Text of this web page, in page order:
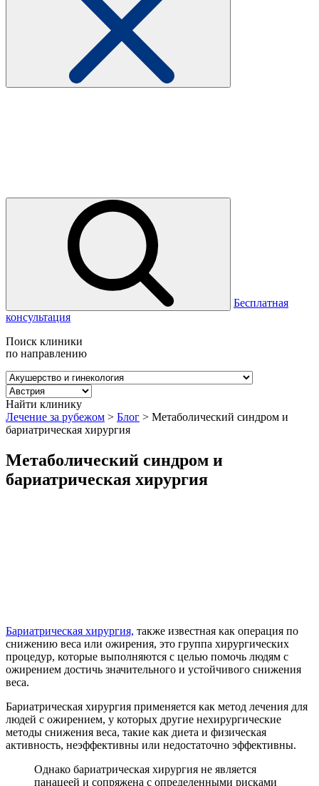
Бесплатная
консультация
Поиск клиники
по направлению
Найти клинику
Лечение за рубежом > Блог > Метаболический синдром и
бариатрическая хирургия
Метаболический синдром и
бариатрическая хирургия
Бариатрическая хирургия, также известная как операция по
снижению веса или ожирения, это группа хирургических
процедур, которые выполняются с целью помочь людям с
ожирением достичь значительного и устойчивого снижения
веса.
Бариатрическая хирургия применяется как метод лечения для
людей с ожирением, у которых другие нехирургические
методы снижения веса, такие как диета и физическая
активность, неэффективны или недостаточно эффективны.
Однако бариатрическая хирургия не является
панацеей и сопряжена с определенными рисками